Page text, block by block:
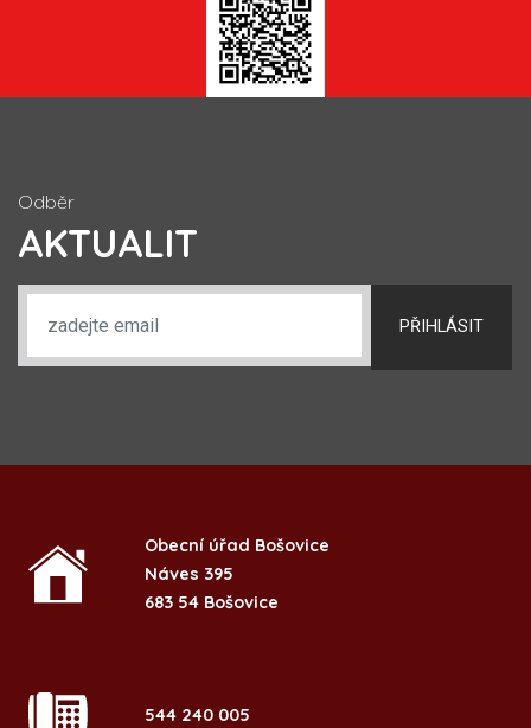
Odběr
AKTUALIT
PŘIHLÁSIT
Obecní úřad Bošovice
Náves 395
683 54 Bošovice
544 240 005